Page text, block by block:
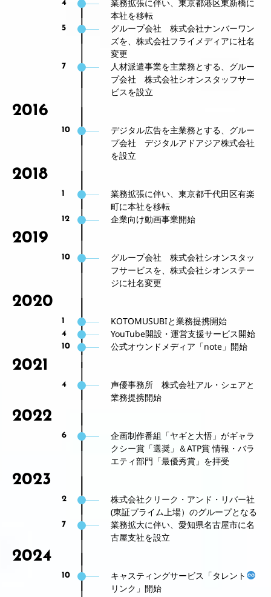
4
業務拡張に伴い、東京都港区東新橋に
本社を移転
5
グループ会社 株式会社ナンバーワン
ズを、株式会社フライメディアに社名
変更
7
人材派遣事業を主業務とする、グルー
プ会社 株式会社シオンスタッフサー
ビスを設立
2016
10
デジタル広告を主業務とする、グルー
プ会社 デジタルアドアジア株式会社
を設立
2018
1
業務拡張に伴い、東京都千代田区有楽
町に本社を移転
12 企業向け動画事業開始
2019
10
グループ会社 株式会社シオンスタッ
フサービスを、株式会社シオンステー
ジに社名変更
2020
1 KOTOMUSUBIと業務提携開始
4 YouTube開設・運営支援サービス開始
10 公式オウンドメディア「note」開始
2021
4
声優事務所 株式会社アル・シェアと
業務提携開始
2022
6
企画制作番組「ヤギと大悟」がギャラ
クシー賞「選奨」＆ATP賞 情報・バラ
エティ部門「最優秀賞」を拝受
2023
2
株式会社クリーク・アンド・リバー社
(東証プライム上場）のグループとなる
7
業務拡大に伴い、愛知県名古屋市に名
古屋支社を設立
2024
10
キャスティングサービス「タレント
リンク」開始